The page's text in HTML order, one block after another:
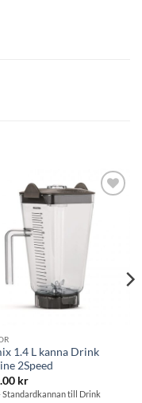
Lägg till i
1.4 L kanna Drink
2Speed
kr
till Drink